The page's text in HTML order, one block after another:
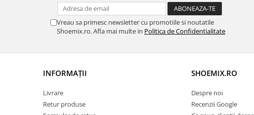
Vreau sa primesc newsletter cu promotiile si noutatile
Shoemix.ro. Afla mai multe in Politica de Confidentialitate
INFORMAȚII
Livrare
Retur produse
SHOEMIX.RO
Despre noi
Recenzii Google